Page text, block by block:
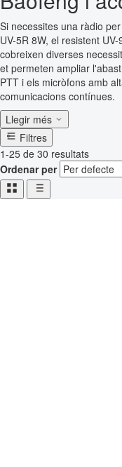
Si necessites una ràdio
UV-5R 8W, el resistent
cobreixen diverses
et permeten ampliar
PTT i els micròfons amb
comunicacions contínues.
Llegir més
Filtres
1-25 de 30 resultats
Ordenar per